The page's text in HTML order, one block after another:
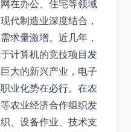
在办公、住宅等领域
代制造业深度结合，
求量激增。近几年，
计算机的竞技项目发
大的新兴产业，电子
业化势在必行。在农
农业经济合作组织发
、设备作业、技术支